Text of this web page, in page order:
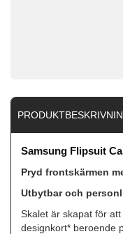
Samsung Flipsuit
Pryd frontskärmen
Utbytbar och
Skalet är skapat för
designkort* beroende